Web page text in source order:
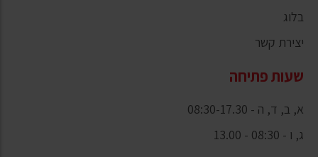
בלוג
יצירת קשר
שעות פתיחה
א, ב, ד, ה - 08:30-17.30
ג, ו - 08:30 - 13.00